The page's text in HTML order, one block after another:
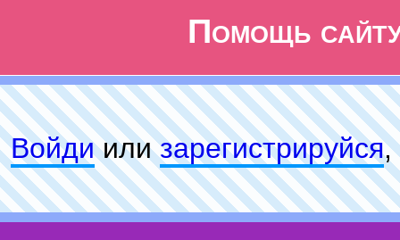
Помощь
Войдиилизарeгиcтpируйся,